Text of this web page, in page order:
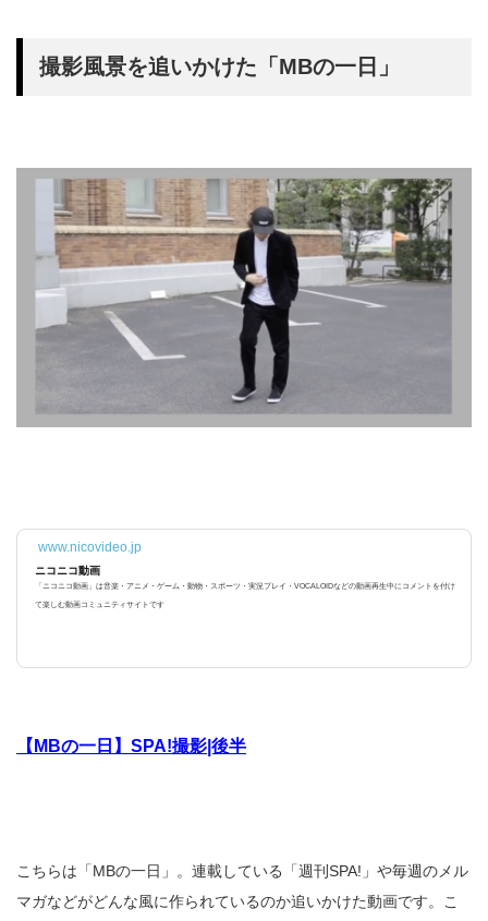
撮影風景を追いかけた「MBの一日」
www.nicovideo.jp
ニコニコ動画
「ニコニコ動画」は音楽・アニメ・ゲーム・動物・スポーツ・実況プレイ・VOCALOIDなどの動画再生中にコメントを付け
て楽しむ動画コミュニティサイトです
【MBの一日】SPA!撮影|後半
こちらは「MBの一日」。連載している「週刊SPA!」や毎週のメル
マガなどがどんな風に作られているのか追いかけた動画です。こ